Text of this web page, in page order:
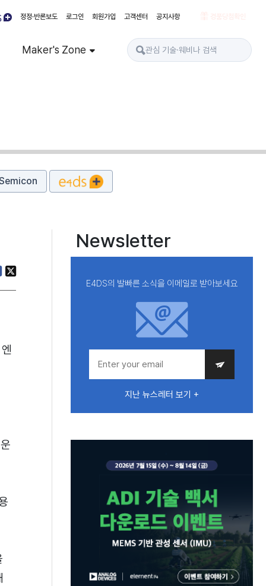
정정·반론보도 로그인 회원가입 고객센터 공지사항
Maker's Zone
Newsletter
E4DS의 발빠른 소식을 이메일로 받아보세요
지난 뉴스레터 보기 +